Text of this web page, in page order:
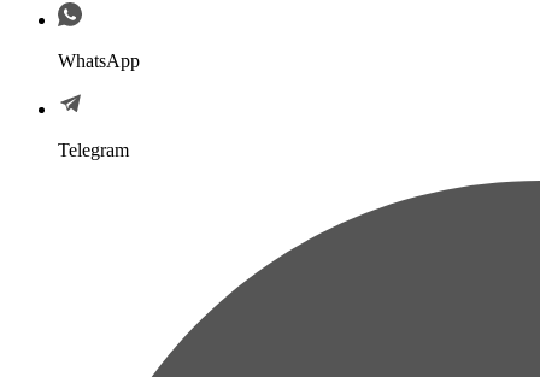
WhatsApp
Telegram